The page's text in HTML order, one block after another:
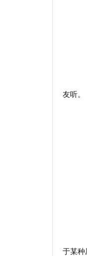
友听。
于某种